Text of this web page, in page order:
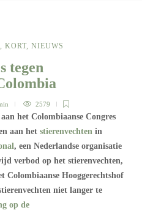
, KORT, NIEUWS
tegen
2579
het Colombiaanse Congres
aan het stierenvechten in
, een Nederlandse organisatie
verbod op het stierenvechten,
Hooggerechtshof
niet langer te
op de